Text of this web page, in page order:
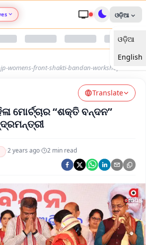
Argus Nari Shakti
Argus Health Connect
Argus Swaad Odisha
Argus Chalo Dekhein Apna Desh
ଓଡ଼ିଆ
ଓଡ଼ିଆ
English
womens-front-shakti-bandan-workshop
Translate
ମୋର୍ଚ୍ଚାର “ଶକ୍ତି ବନ୍ଦନ”
·2 years ago· 2 min read